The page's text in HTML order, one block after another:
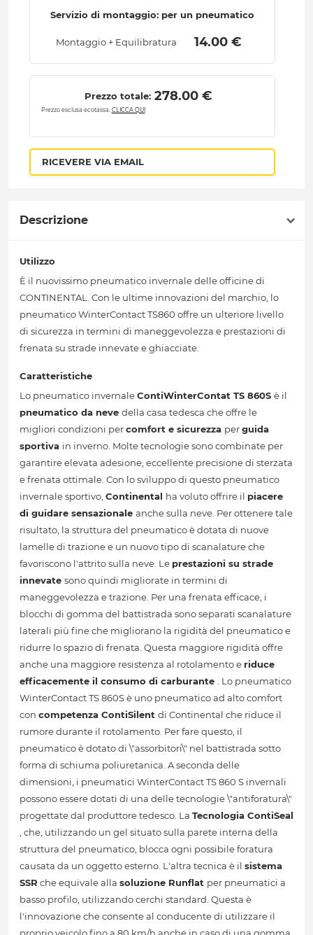
Servizio di montaggio: per un pneumatico
Montaggio + Equilibratura 14.00 €
Prezzo totale: 278.00 €
Prezzo esclusa ecotassa. CLICCA QUI
RICEVERE VIA EMAIL
Descrizione
Utilizzo
È il nuovissimo pneumatico invernale delle officine di
CONTINENTAL. Con le ultime innovazioni del marchio, lo
pneumatico WinterContact TS860 offre un ulteriore livello
di sicurezza in termini di maneggevolezza e prestazioni di
frenata su strade innevate e ghiacciate.
Caratteristiche
Lo pneumatico invernaleContiWinterContat TS 860S è il
pneumatico da neve della casa tedesca che offre le
migliori condizioni percomfort e sicurezza perguida
sportiva in inverno. Molte tecnologie sono combinate per
garantire elevata adesione, eccellente precisione di sterzata
e frenata ottimale. Con lo sviluppo di questo pneumatico
invernale sportivo, Continental ha voluto offrire il piacere
di guidare sensazionale anche sulla neve. Per ottenere tale
risultato, la struttura del pneumatico è dotata di nuove
lamelle di trazione e un nuovo tipo di scanalature che
favoriscono l'attrito sulla neve. Le prestazioni su strade
innevate sono quindi migliorate in termini di
maneggevolezza e trazione. Per una frenata efficace, i
blocchi di gomma del battistrada sono separati scanalature
laterali più fine che migliorano la rigidità del pneumatico e
ridurre lo spazio di frenata. Questa maggiore rigidità offre
anche una maggiore resistenza al rotolamento e riduce
efficacemente il consumo di carburante . Lo pneumatico
WinterContact TS 860S è uno pneumatico ad alto comfort
con competenza ContiSilent di Continental che riduce il
rumore durante il rotolamento. Per fare questo, il
pneumatico è dotato di \"assorbitori\" nel battistrada sotto
forma di schiuma poliuretanica. A seconda delle
dimensioni, i pneumatici WinterContact TS 860 S invernali
possono essere dotati di una delle tecnologie \"antiforatura\"
progettate dal produttore tedesco. La Tecnologia ContiSeal
, che, utilizzando un gel situato sulla parete interna della
struttura del pneumatico, blocca ogni possibile foratura
causata da un oggetto esterno. L'altra tecnica è il sistema
SSR che equivale alla soluzione Runflat per pneumatici a
basso profilo, utilizzando cerchi standard. Questa è
l'innovazione che consente al conducente di utilizzare il